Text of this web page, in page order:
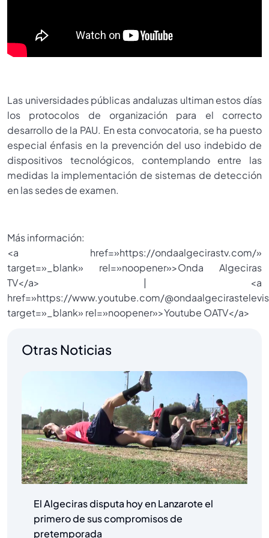
Las universidades públicas andaluzas ultiman estos días
los protocolos de organización para el correcto
desarrollo de la PAU. En esta convocatoria, se ha puesto
especial énfasis en la prevención del uso indebido de
dispositivos tecnológicos, contemplando entre las
medidas la implementación de sistemas de detección
en las sedes de examen.
Más información:
<a href=»https://ondaalgecirastv.com/»
target=»_blank» rel=»noopener»>Onda Algeciras
TV</a> | <a
href=»https://www.youtube.com/
target=»_blank» rel=»noopener»>Youtube OATV</a>
Otras Noticias
El Algeciras disputa hoy en Lanzarote el
primero de sus compromisos de
pretemporada